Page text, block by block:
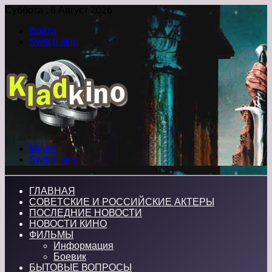
Суббота , 8 Август 2026
Войти
Switch skin
Меню
Switch skin
ГЛАВНАЯ
СОВЕТСКИЕ И РОССИЙСКИЕ АКТЕРЫ
ПОСЛЕДНИЕ НОВОСТИ
НОВОСТИ КИНО
ФИЛЬМЫ
Информация
Боевик
БЫТОВЫЕ ВОПРОСЫ